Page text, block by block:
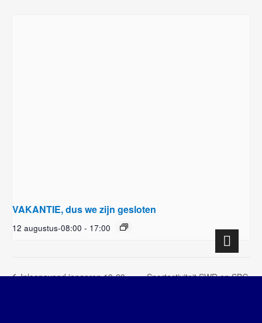
VAKANTIE, dus we zijn gesloten
12 augustus-08:00 - 17:00
Inloopavond jongeren 13-23
Sportactiviteit SWD en SBG